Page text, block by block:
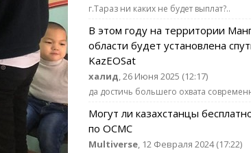
г.Тараз ни каких не будет выплат?..
В этом году на территории
области будет установлена
KazEOSat
халид, 26 Июня 2025 (12:17)
да достичь большего охвата
Могут ли казахстанцы
по ОСМС
Multiverse, 12 Февраля 2024 (17:22)